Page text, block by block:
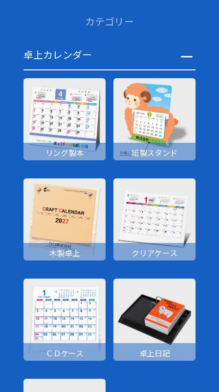
カテゴリー
卓上カレンダー
リング製本 紙製スタンド
木製卓上 クリアケース
ＣＤケース 卓上日記